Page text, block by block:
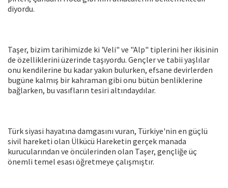
diyordu.
Taşer, bizim tarihimizde ki 'Veli" ve "Alp" tiplerini her ikisinin
de özelliklerini üzerinde taşıyordu. Gençler ve tabii yaşlılar
onu kendilerine bu kadar yakın bulurken, efsane devirlerden
bugüne kalmış bir kahraman gibi onu bütün benliklerine
bağlarken, bu vasıfların tesiri altındaydılar.
Türk siyasi hayatına damgasını vuran, Türkiye'nin en güçlü
sivil hareketi olan Ülkücü Hareketin gerçek manada
kurucularından ve öncülerinden olan Taşer, gençliğe üç
önemli temel esası öğretmeye çalışmıştır.